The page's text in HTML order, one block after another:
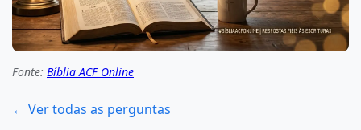
Fonte: Bíblia ACF Online
← Ver todas as perguntas